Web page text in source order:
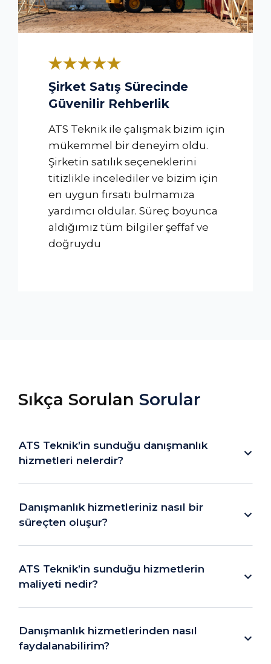
Şirket Satış Sürecinde
Güvenilir Rehberlik
ATS Teknik ile çalışmak bizim için
mükemmel bir deneyim oldu.
Şirketin satılık seçeneklerini
titizlikle incelediler ve bizim için
en uygun fırsatı bulmamıza
yardımcı oldular. Süreç boyunca
aldığımız tüm bilgiler şeffaf ve
doğruydu
Sıkça Sorulan Sorular
ATS Teknik’in sunduğu danışmanlık
hizmetleri nelerdir?
Danışmanlık hizmetleriniz nasıl bir
süreçten oluşur?
ATS Teknik’in sunduğu hizmetlerin
maliyeti nedir?
Danışmanlık hizmetlerinden nasıl
faydalanabilirim?